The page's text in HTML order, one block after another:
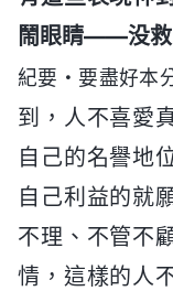
鬧眼睛——没救
紀要・要盡好本
到，人不喜愛
自己的名譽地
自己利益的就
不理、不管不
情，這樣的人